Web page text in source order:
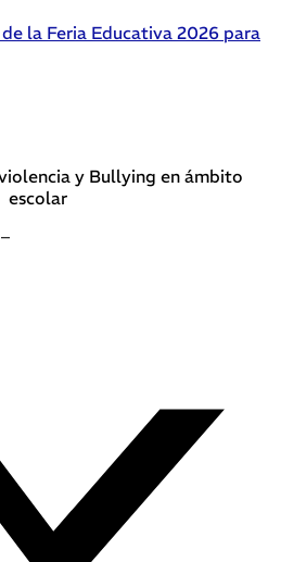
la Feria Educativa 2026 para
y Bullying en ámbito
escolar